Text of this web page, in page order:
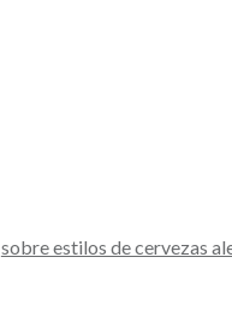
sobre estilos de cervezas